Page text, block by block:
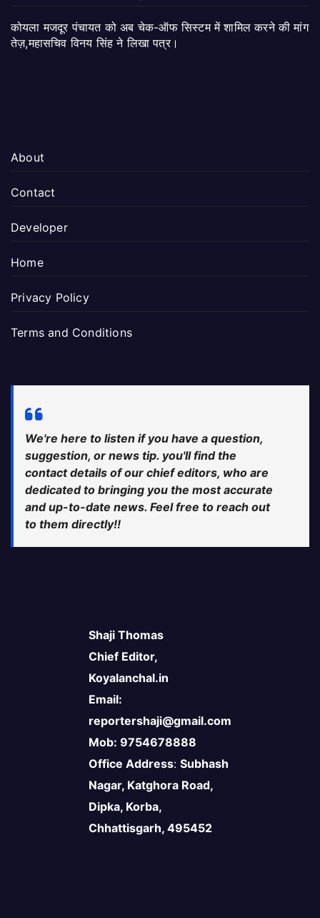
कोयला मजदूर पंचायत को अब चेक-ऑफ सिस्टम में शामिल करने की मांग
तेज़,महासचिव विनय सिंह ने लिखा पत्र।
About
Contact
Developer
Home
Privacy Policy
Terms and Conditions
We're here to listen if you have a question,
suggestion, or news tip. you'll find the
contact details of our chief editors, who are
dedicated to bringing you the most accurate
and up-to-date news. Feel free to reach out
to them directly!!
Shaji Thomas
Chief Editor,
Koyalanchal.in
Email:
reportershaji@gmail.com
Mob: 9754678888
Office Address: Subhash
Nagar, Katghora Road,
Dipka, Korba,
Chhattisgarh, 495452